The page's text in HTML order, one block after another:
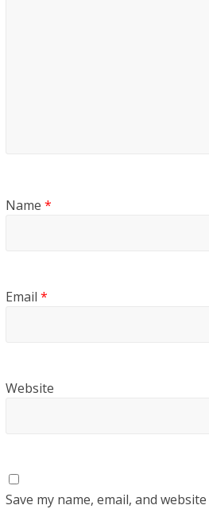
Name *
Email *
Website
Save my name, email, and